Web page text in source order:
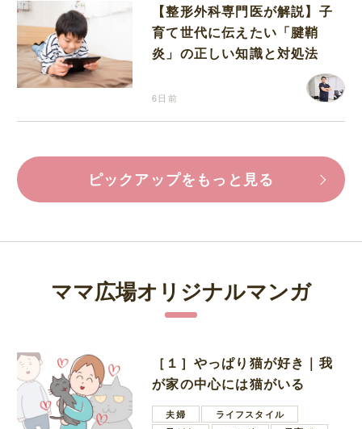
【整形外科専門医が解説】子
育て世代に伝えたい「腱鞘
炎」の正しい知識と対処法
6日前
ピックアップをもっと見る
ママ広場オリジナルマンガ
［１］やっぱり猫が好き｜我
が家の中心には猫がいる
夫婦
ライフスタイル